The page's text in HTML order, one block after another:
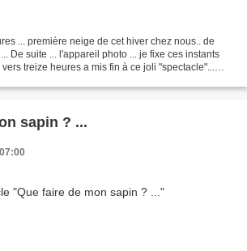
... première neige de cet hiver chez nous.. de
De suite ... l'appareil photo ... je fixe ces instants
treize heures a mis fin à ce joli "spectacle"...
sapin ? ...